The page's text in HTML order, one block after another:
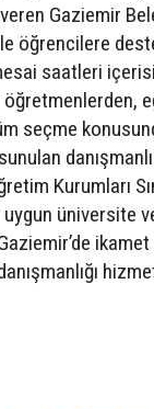
Gaziemir
ile öğrencilere
saatleri
seçme
Kurumları
üniversite